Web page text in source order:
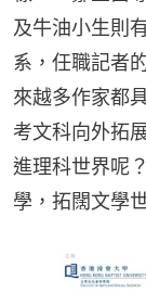
及牛油小生則
系，任職記者
來越多作家都
考文科向外拓
進理科世界呢
學，拓闊文學